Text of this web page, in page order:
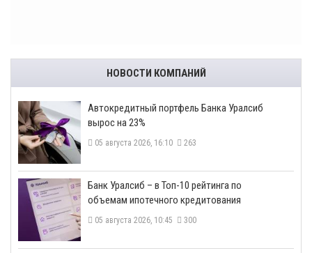
НОВОСТИ КОМПАНИЙ
​Автокредитный портфель Банка Уралсиб
вырос на 23%
05 августа 2026, 16:10 263
​Банк Уралсиб – в Топ-10 рейтинга по
объемам ипотечного кредитования
05 августа 2026, 10:45 300